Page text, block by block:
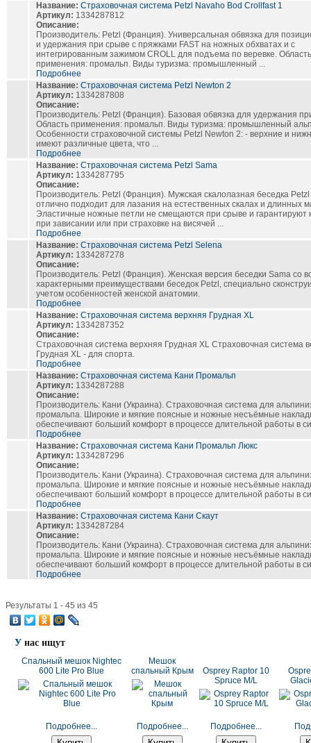
Название: Страховочная система Petzl Navaho Bod Crollfast 1
Артикул: 1334287812
Описание:
Производитель: Petzl (Франция). Универсальная обвязка для
и удержания при срыве с пряжками FAST на ножных обхватах и с
интегрированным зажимом CROLL для подъема по веревке. Область
применения: промальп. Виды туризма: промышленный ...
Подробнее
Название: Страховочная система Petzl Newton 2
Артикул: 1334287808
Описание:
Производитель: Petzl (Франция). Базовая обвязка для удержания
Область применения: промальп. Виды туризма: промышленный
Особенности страховочной системы Petzl Newton 2: - верхние и
имеют различные цвета, что ...
Подробнее
Название: Страховочная система Petzl Sama
Артикул: 1334287795
Описание:
Производитель: Petzl (Франция). Мужская скалолазная беседка
отлично подходит для лазания на естественных скалах и длинных
Эластичные ножные петли не смещаются при срыве и гарантируют
при зависании или при страховке на висячей ...
Подробнее
Название: Страховочная система Petzl Selena
Артикул: 1334287278
Описание:
Производитель: Petzl (Франция). Женская версия беседки Sama со
характерными преимуществами беседок Petzl, специально
учетом особенностей женской анатомии.
Подробнее
Название: Страховочная система верхняя Грудная XL
Артикул: 1334287352
Описание:
Страховочная система верхняя Грудная XL Страховочная система
Грудная XL - для спорта.
Подробнее
Название: Страховочная система Кани Промальп
Артикул: 1334287288
Описание:
Производитель: Кани (Украина). Страховочная система для
промальпа. Широкие и мягкие поясные и ножные несъёмные
обеспечивают больший комфорт в процессе длительной работы в
Подробнее
Название: Страховочная система Кани Промальп Люкс
Артикул: 1334287296
Описание:
Производитель: Кани (Украина). Страховочная система для
промальпа. Широкие и мягкие поясные и ножные несъёмные
обеспечивают больший комфорт в процессе длительной работы в
Подробнее
Название: Страховочная система Кани Скаут
Артикул: 1334287284
Описание:
Производитель: Кани (Украина). Страховочная система для
промальпа. Широкие и мягкие поясные и ножные несъёмные
обеспечивают больший комфорт в процессе длительной работы в
Подробнее
Результаты 1 - 45 из 45
У нас ищут
Спальный мешок Nightec
600 Lite Pro Blue
Подробнее...
Мешок
спальный Крым
Подробнее...
Osprey Raptor 10
Spruce M/L
Подробнее...